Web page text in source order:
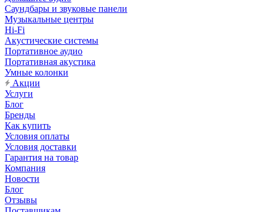
Саундбары и звуковые панели
Музыкальные центры
Hi-Fi
Акустические системы
Портативное аудио
Портативная акустика
Умные колонки
Акции
Услуги
Блог
Бренды
Как купить
Условия оплаты
Условия доставки
Гарантия на товар
Компания
Новости
Блог
Отзывы